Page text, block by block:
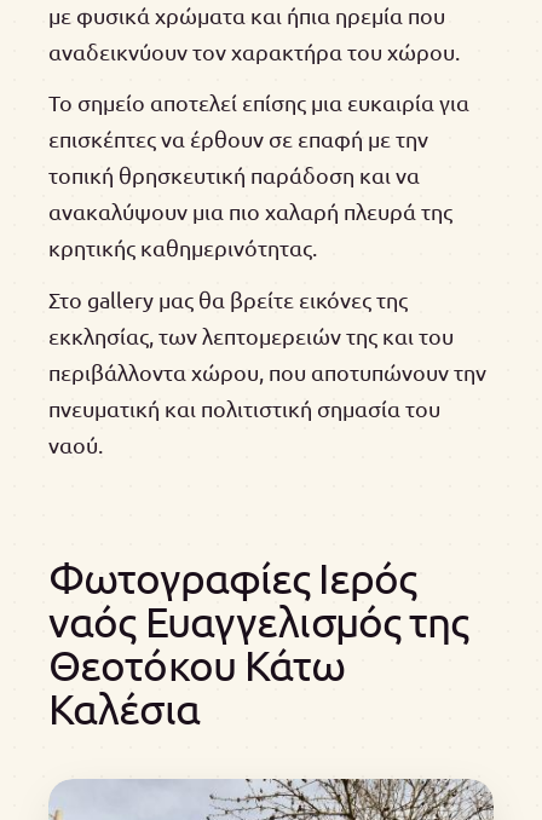
με φυσικά χρώματα και ήπια ηρεμία που
αναδεικνύουν τον χαρακτήρα του χώρου.
Το σημείο αποτελεί επίσης μια ευκαιρία για
επισκέπτες να έρθουν σε επαφή με την
τοπική θρησκευτική παράδοση και να
ανακαλύψουν μια πιο χαλαρή πλευρά της
κρητικής καθημερινότητας.
Στο gallery μας θα βρείτε εικόνες της
εκκλησίας, των λεπτομερειών της και του
περιβάλλοντα χώρου, που αποτυπώνουν την
πνευματική και πολιτιστική σημασία του
ναού.
Φωτογραφίες Ιερός
ναός Ευαγγελισμός της
Θεοτόκου Κάτω
Καλέσια